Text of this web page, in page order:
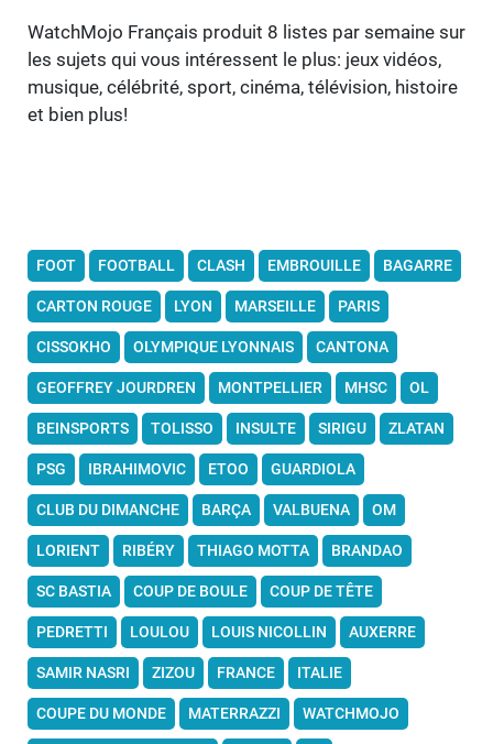
WatchMojo Français produit 8 listes par semaine sur
les sujets qui vous intéressent le plus: jeux vidéos,
musique, célébrité, sport, cinéma, télévision, histoire
et bien plus!
FOOT FOOTBALL CLASH EMBROUILLE BAGARRE
CARTON ROUGE LYON MARSEILLE PARIS
CISSOKHO OLYMPIQUE LYONNAIS CANTONA
GEOFFREY JOURDREN MONTPELLIER MHSC OL
BEINSPORTS TOLISSO INSULTE SIRIGU ZLATAN
PSG IBRAHIMOVIC ETOO GUARDIOLA
CLUB DU DIMANCHE BARÇA VALBUENA OM
LORIENT RIBÉRY THIAGO MOTTA BRANDAO
SC BASTIA COUP DE BOULE COUP DE TÊTE
PEDRETTI LOULOU LOUIS NICOLLIN AUXERRE
SAMIR NASRI ZIZOU FRANCE ITALIE
COUPE DU MONDE MATERRAZZI WATCHMOJO